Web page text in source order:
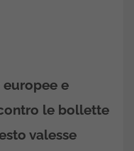
e
le bollette
valesse